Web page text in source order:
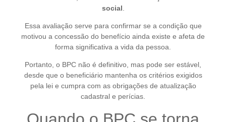
social
Essa avaliação serve para confirmar se a condição que
motivou a concessão do benefício ainda existe e afeta de
forma significativa a vida da pessoa.
Portanto, o BPC não é definitivo, mas pode ser estável,
desde que o beneficiário mantenha os critérios exigidos
pela lei e cumpra com as obrigações de atualização
cadastral e perícias.